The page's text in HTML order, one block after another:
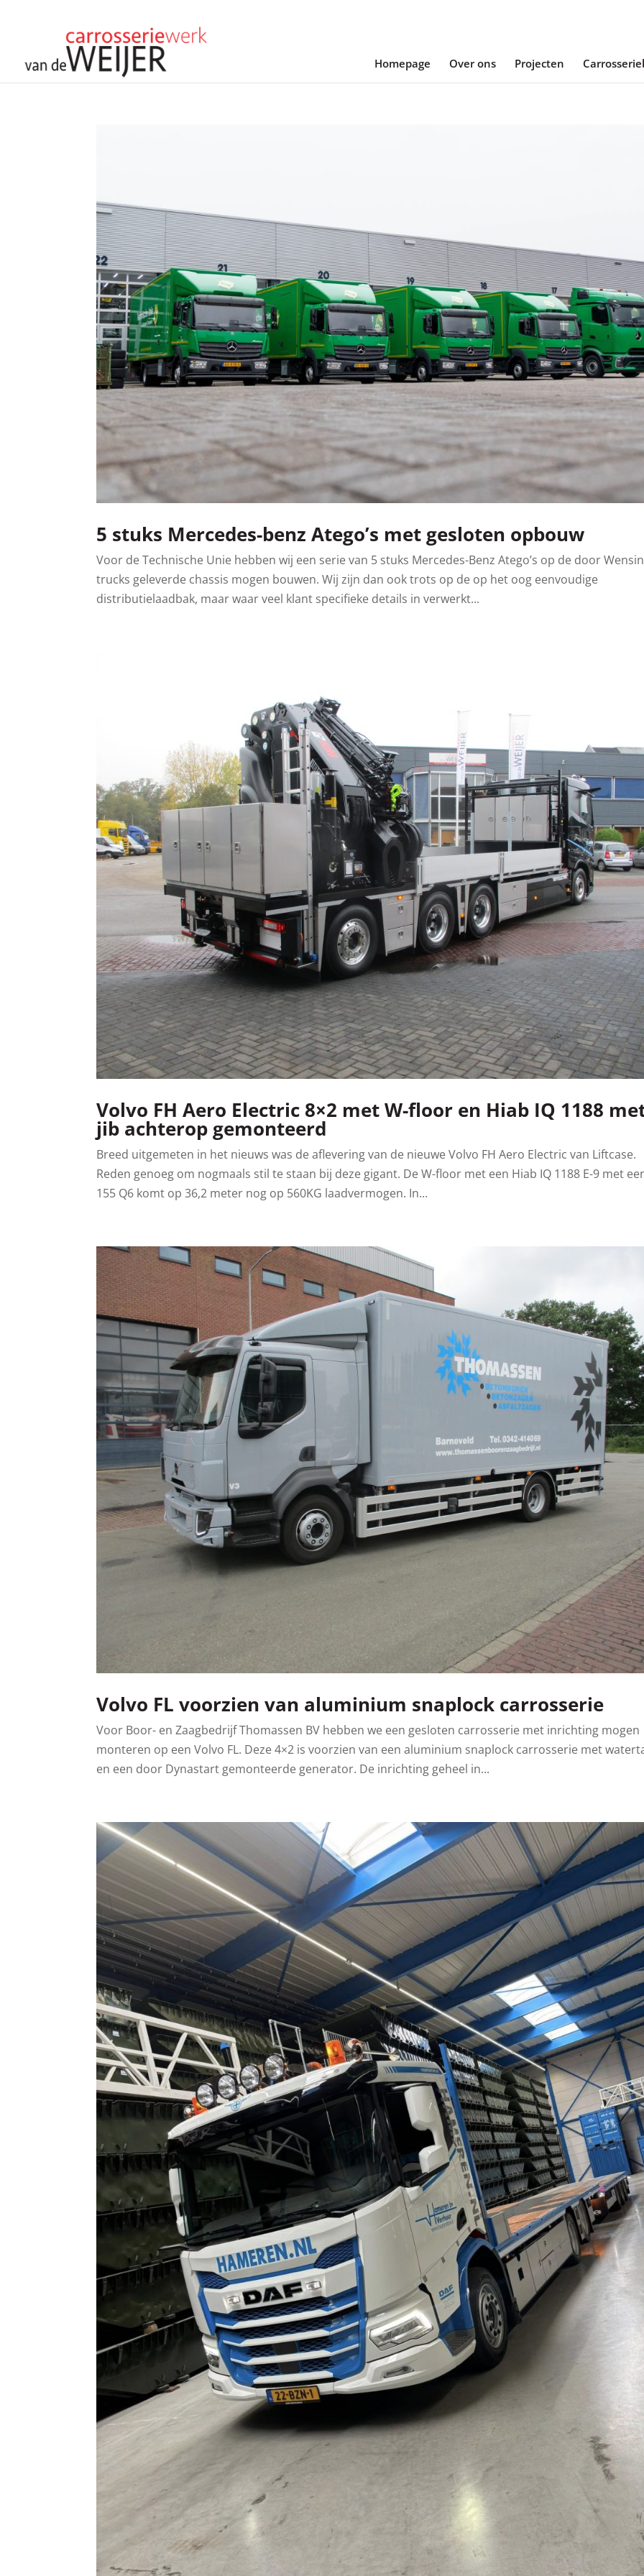
Homepage Over ons Projecten
5 stuks Mercedes-benz Atego’s met gesloten opbouw
Voor de Technische Unie hebben wij een serie van 5 stuks Mercedes-Benz Atego’s op de door
trucks geleverde chassis mogen bouwen. Wij zijn dan ook trots op de op het oog eenvoudige
distributielaadbak, maar waar veel klant specifieke details in verwerkt...
Volvo FH Aero Electric 8×2 met W-floor en Hiab IQ 1188
jib achterop gemonteerd
Breed uitgemeten in het nieuws was de aflevering van de nieuwe Volvo FH Aero Electric van Liftcase.
Reden genoeg om nogmaals stil te staan bij deze gigant. De W-floor met een Hiab IQ 1188 E-9 met
155 Q6 komt op 36,2 meter nog op 560KG laadvermogen. In...
Volvo FL voorzien van aluminium snaplock carrosserie
Voor Boor- en Zaagbedrijf Thomassen BV hebben we een gesloten carrosserie met inrichting mogen
monteren op een Volvo FL. Deze 4×2 is voorzien van een aluminium snaplock carrosserie met
en een door Dynastart gemonteerde generator. De inrichting geheel in...